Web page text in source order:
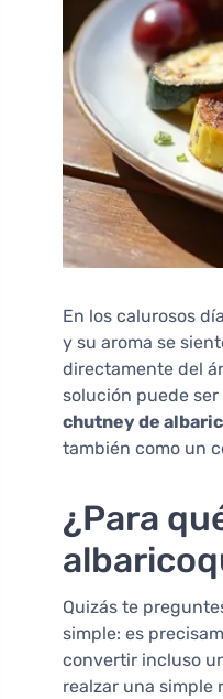
En los calurosos
y su aroma se
directamente del
solución puede
chutney de
también como un
¿Para
Quizás te
simple: es
convertir incluso
realzar una simple